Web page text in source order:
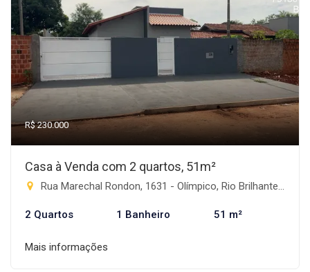
R$ 230.000
Casa à Venda com 2 quartos, 51m²
Rua Marechal Rondon, 1631 - Olímpico, Rio Brilhante-MS
2 Quartos 1 Banheiro 51 m²
Mais informações